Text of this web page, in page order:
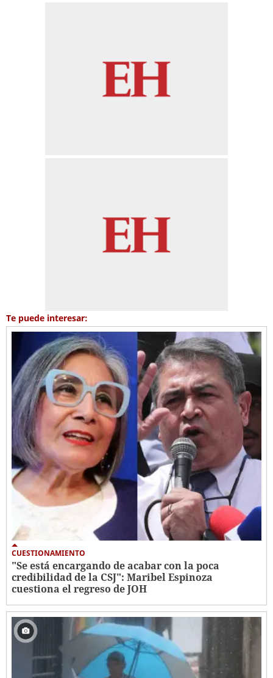
Te puede interesar:
CUESTIONAMIENTO
"Se está encargando de acabar con la poca
credibilidad de la CSJ": Maribel Espinoza
cuestiona el regreso de JOH